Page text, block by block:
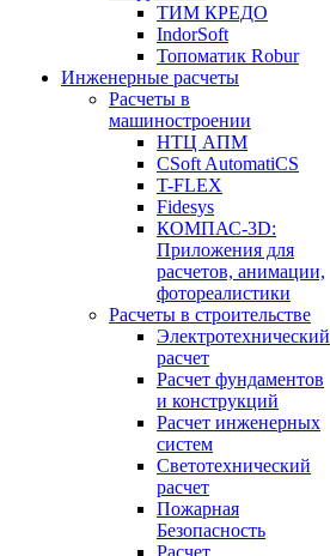
ТИМ КРЕДО
IndorSoft
Топоматик Robur
Инженерные расчеты
Расчеты в
машиностроении
НТЦ АПМ
CSoft AutomatiCS
T-FLEX
Fidesys
КОМПАС-3D:
Приложения для
расчетов, анимации,
фотореалистики
Расчеты в строительстве
Электротехнический
расчет
Расчет фундаментов
и конструкций
Расчет инженерных
систем
Светотехнический
расчет
Пожарная
Безопасность
Расчет